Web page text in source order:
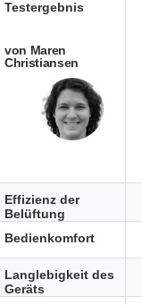
Testergebnis
von Maren
Christiansen
Effizienz der
Belüftung
Bedienkomfort
Langlebigkeit des
Geräts